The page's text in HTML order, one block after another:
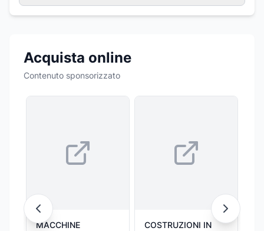
Acquista online
Contenuto sponsorizzato
MACCHINE
COSTRUZIONI IN